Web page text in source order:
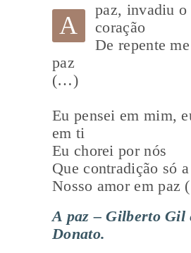
CONTATOS
A
paz, invadiu o
coração
De repente
paz
(…)
Eu pensei em mim,
em ti
Eu chorei por nós
Que contradição só
Nosso amor em
A paz – Gilberto Gil
Donato.